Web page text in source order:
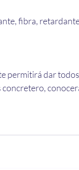
fibra,
permitirá dar